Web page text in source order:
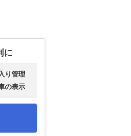
に
り管理
の表示